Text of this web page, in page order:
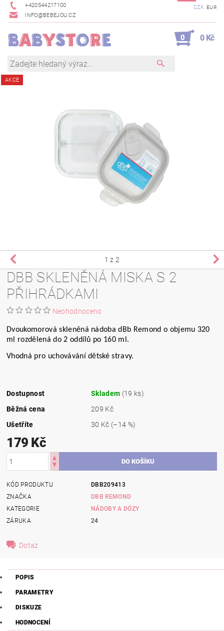
+420544217100
INFO@BEBEJOU.CZ
CZK EUR
0 0 Kč
AKCE
1 z 2
DBB SKLENĚNÁ MISKA S 2
PŘIHRÁDKAMI
Neohodnoceno
Dvoukomorová skleněná nádoba dBb Remond o objemu 320
ml rozdělená do 2 oddílů po 160 ml.
Vhodná pro uchovávání dětské stravy.
Dostupnost Skladem (19 ks)
Běžná cena
209 Kč
Ušetříte
30 Kč (–14 %)
179 Kč
KÓD PRODUKTU
DBB209413
ZNAČKA
DBB REMOND
KATEGORIE
NÁDOBY A DÓZY
ZÁRUKA
24
Dotaz
POPIS
PARAMETRY
DISKUZE
HODNOCENÍ